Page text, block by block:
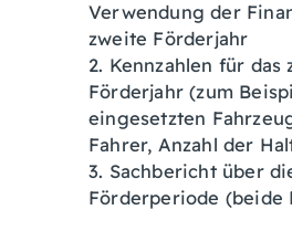
Verwendung der
zweite Förderjahr
2. Kennzahlen für das
Förderjahr (zum
eingesetzten
Fahrer, Anzahl der
3. Sachbericht über
Förderperiode (beide